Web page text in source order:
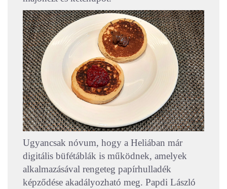
Ugyancsak nóvum, hogy a Heliában már
digitális büfétáblák is működnek, amelyek
alkalmazásával rengeteg papírhulladék
képződése akadályozható meg. Papdi László